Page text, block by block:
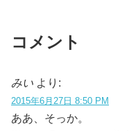
コメント
みい より:
2015年6月27日 8:50 PM
ああ、そっか。